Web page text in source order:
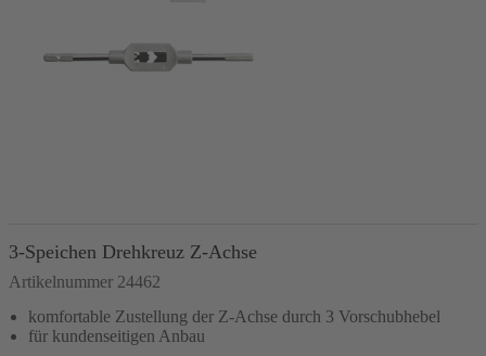
3-Speichen Drehkreuz Z-Achse
Artikelnummer 24462
komfortable Zustellung der Z-Achse durch 3 Vorschubhebel
für kundenseitigen Anbau